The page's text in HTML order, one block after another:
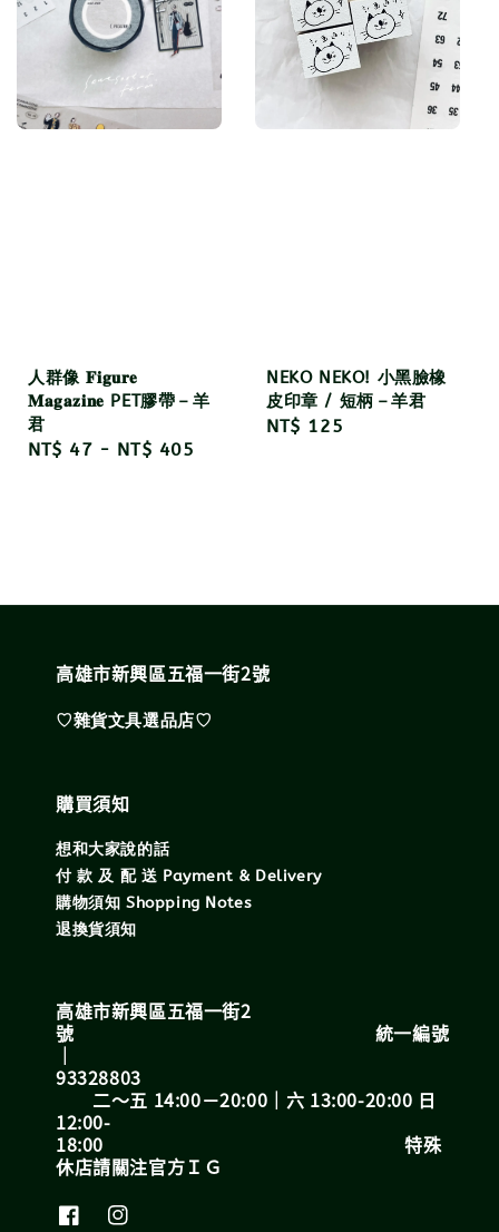
人群像 𝐅𝐢𝐠𝐮𝐫𝐞
𝐌𝐚𝐠𝐚𝐳𝐢𝐧𝐞 PET膠帶－羊
君
Regular
NT$ 47 - NT$ 405
NEKO NEKO! 小黑臉橡
皮印章 / 短柄－羊君
Regular
NT$ 125
高雄市新興區五福一街2號
♡雜貨文具選品店♡
購買須知
想和大家說的話
付 款 及 配 送 Payment & Delivery
購物須知 Shopping Notes
退換貨須知
高雄市新興區五福一街2
號 統一編號
｜
93328803
二～五 14:00－20:00｜六 13:00-20:00 日
12:00-
18:00 特殊
休店請關注官方ＩＧ